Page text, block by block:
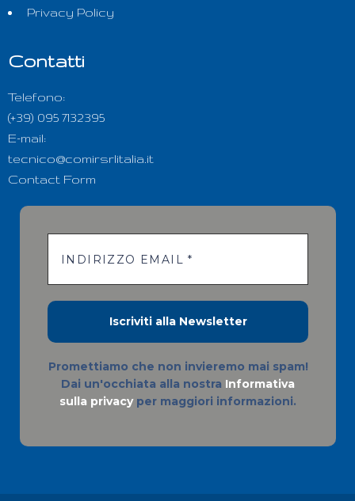
Privacy Policy
Contatti
Telefono:
(+39) 095 7132395
E-mail:
tecnico@comirsrlitalia.it
Contact Form
Promettiamo che non invieremo mai spam!
Dai un'occhiata alla nostra Informativa
sulla privacyper maggiori informazioni.